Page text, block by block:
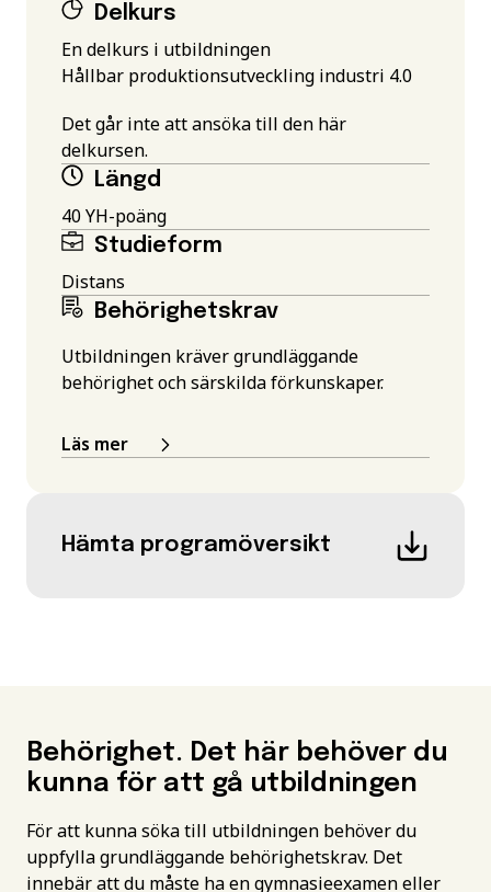
Delkurs
En delkurs i utbildningen
Hållbar produktionsutveckling industri 4.0
Det går inte att ansöka till den här
delkursen.
Längd
40 YH-poäng
Studieform
Distans
Behörighetskrav
Utbildningen kräver grundläggande
behörighet och särskilda förkunskaper.
Läs mer
Hämta programöversikt
Behörighet. Det här behöver du
kunna för att gå utbildningen
För att kunna söka till utbildningen behöver du
uppfylla grundläggande behörighetskrav. Det
innebär att du måste ha en gymnasieexamen eller